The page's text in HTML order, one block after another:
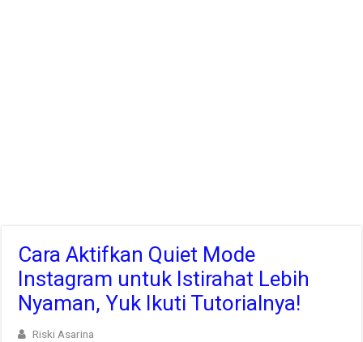
Cara Aktifkan Quiet Mode
Instagram untuk Istirahat Lebih
Nyaman, Yuk Ikuti Tutorialnya!
Riski Asarina